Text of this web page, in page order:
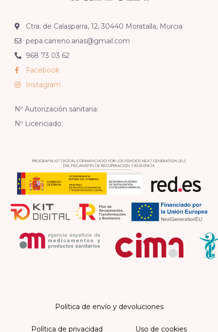
Ctra. de Calasparra, 12, 30440 Moratalla, Murcia
pepa.carreno.arias@gmail.com
968 73 03 62
Facebook
Instagram
Nº Autorización sanitaria:
Nº Licenciado:
Política de envío y devoluciones
Política de privacidad Uso de cookies